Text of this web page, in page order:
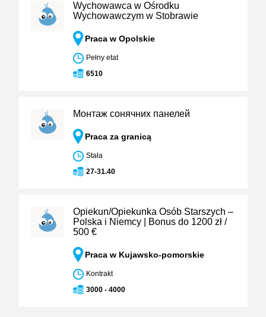
Wychowawca w Ośrodku
Wychowawczym w Stobrawie
Praca w Opolskie
Pełny etat
6510
Монтаж сонячних панелей
Praca za granicą
Stała
27-31.40
Opiekun/Opiekunka Osób Starszych –
Polska i Niemcy | Bonus do 1200 zł /
500 €
Praca w Kujawsko-pomorskie
Kontrakt
3000 - 4000